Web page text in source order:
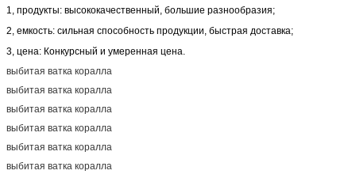
1, продукты: высококачественный, большие разнообразия;
2, емкость: сильная способность продукции, быстрая доставка;
3, цена: Конкурсный и умеренная цена.
выбитая ватка коралла
выбитая ватка коралла
выбитая ватка коралла
выбитая ватка коралла
выбитая ватка коралла
выбитая ватка коралла